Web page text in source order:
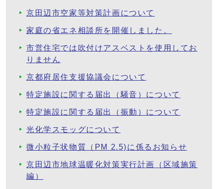
京田辺市空家等対策計画について
家庭の省エネ相談所を開催しました。
市営住宅では吹付けアスベストを使用してお
りません
京都府居住支援協議会について
特定施設に関する届出（騒音）について
特定施設に関する届出（振動）について
光化学スモッグについて
微小粒子状物質（PM 2.5)に係るお知らせ
京田辺市地球温暖化対策実行計画（区域施策
編）